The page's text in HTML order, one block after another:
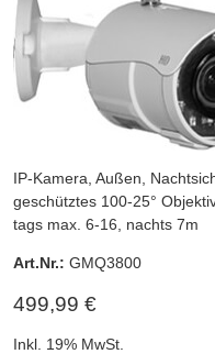
IP-Kamera, Außen,
geschütztes 100-25°
tags max. 6-16, nachts 7m
Art.Nr.: GMQ3800
499,99 €
Inkl. 19% MwSt.